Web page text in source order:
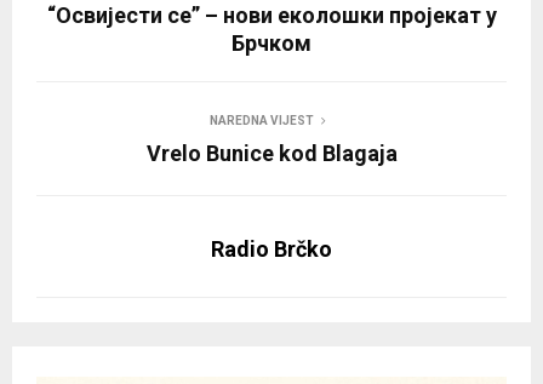
“Освијести се” – нови еколошки пројекат у
Брчком
NAREDNA VIJEST
Vrelo Bunice kod Blagaja
Radio Brčko